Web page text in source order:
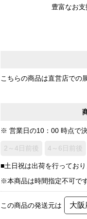
豊富なお
こちらの商品は直営店での
※ 営業日の10：00 時点で
2～4日前後 4～6日前後
■土日祝は出荷を行ってお
※本商品は時間指定不可で
この商品の発送元は 大阪